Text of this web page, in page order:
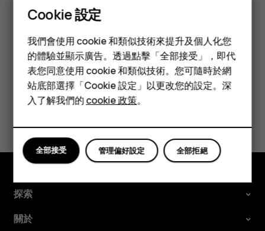
智慧型手機
功能型手機
配件
平板電腦
按住按鍵可使用 Google 語音搜尋。說出您的問題後放開
按鍵。您會在手機螢幕上看見 Google 的回答。
是 否
探索
關於
Cookie 設定
我們會使用 cookie 和類似技術來提升及個人化您
的體驗並顯示廣告。透過點擊「全部接受」，即代
表您同意使用 cookie 和類似技術。您可隨時於網
站底部選擇「Cookie 設定」以更改您的設定。深
入了解我們的cookie 政策。
全部拒絕
管理偏好設定
全部接受